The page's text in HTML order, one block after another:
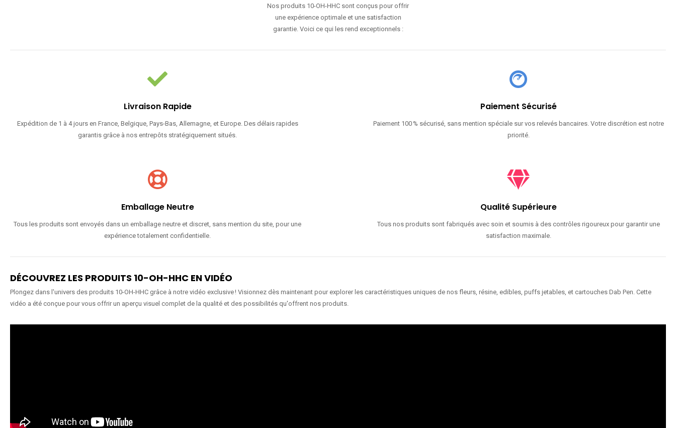
Nos produits 10-OH-HHC sont conçus pour offrir
une expérience optimale et une satisfaction
garantie. Voici ce qui les rend exceptionnels :
Livraison Rapide
Expédition de 1 à 4 jours en France, Belgique, Pays-Bas, Allemagne, et Europe. Des délais rapides
garantis grâce à nos entrepôts stratégiquement situés.
Paiement Sécurisé
Paiement 100 % sécurisé, sans mention spéciale sur vos relevés bancaires. Votre discrétion est notre
priorité.
Emballage Neutre
Tous les produits sont envoyés dans un emballage neutre et discret, sans mention du site, pour une
expérience totalement confidentielle.
Qualité Supérieure
Tous nos produits sont fabriqués avec soin et soumis à des contrôles rigoureux pour garantir une
satisfaction maximale.
DÉCOUVREZ LES PRODUITS 10-OH-HHC EN VIDÉO
Plongez dans l'univers des produits 10-OH-HHC grâce à notre vidéo exclusive ! Visionnez dès maintenant pour explorer les caractéristiques uniques de nos fleurs, résine, edibles, puffs jetables, et cartouches Dab Pen. Cette
vidéo a été conçue pour vous offrir un aperçu visuel complet de la qualité et des possibilités qu'offrent nos produits.